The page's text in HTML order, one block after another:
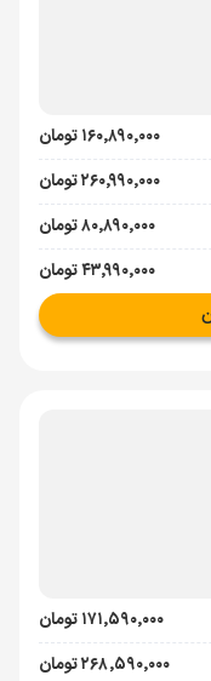
۱۶۰٬۸۹۰٬۰۰۰ تومان
۲۶۰٬۹۹۰٬۰۰۰ تومان
۸۰٬۸۹۰٬۰۰۰ تومان
۴۳٬۹۹۰٬۰۰۰ تومان
۱۷۱٬۵۹۰٬۰۰۰ تومان
۲۶۸٬۵۹۰٬۰۰۰ تومان